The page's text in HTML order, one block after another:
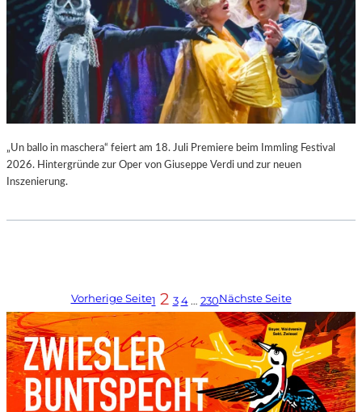
„Un ballo in maschera“ feiert am 18. Juli Premiere beim Immling Festival
2026. Hintergründe zur Oper von Giuseppe Verdi und zur neuen
Inszenierung.
Vorherige Seite1 2 3 4 … 230Nächste Seite